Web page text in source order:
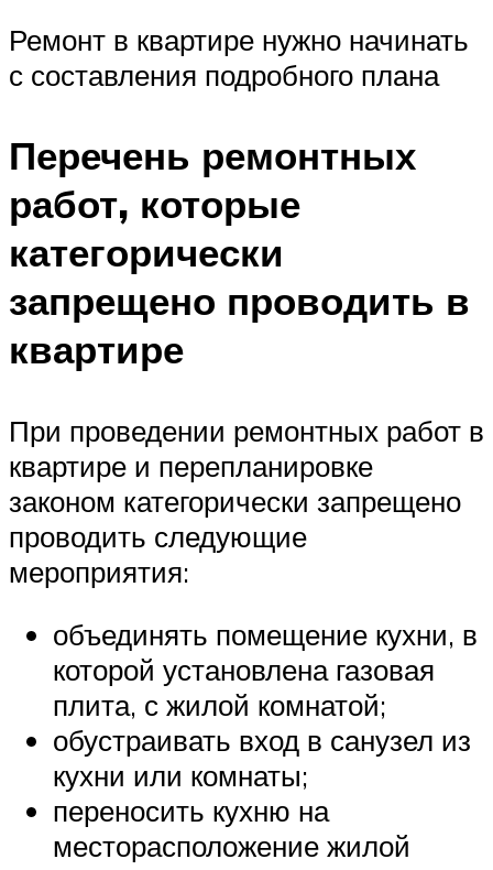
Ремонт в квартире нужно начинать
с составления подробного плана
Перечень ремонтных
работ, которые
категорически
запрещено проводить в
квартире
При проведении ремонтных работ в
квартире и перепланировке
законом категорически запрещено
проводить следующие
мероприятия:
объединять помещение кухни, в
которой установлена газовая
плита, с жилой комнатой;
обустраивать вход в санузел из
кухни или комнаты;
переносить кухню на
месторасположение жилой